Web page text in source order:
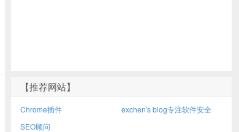
【推荐网站】
Chrome插件
exchen's blog专注软件安全
SEO顾问